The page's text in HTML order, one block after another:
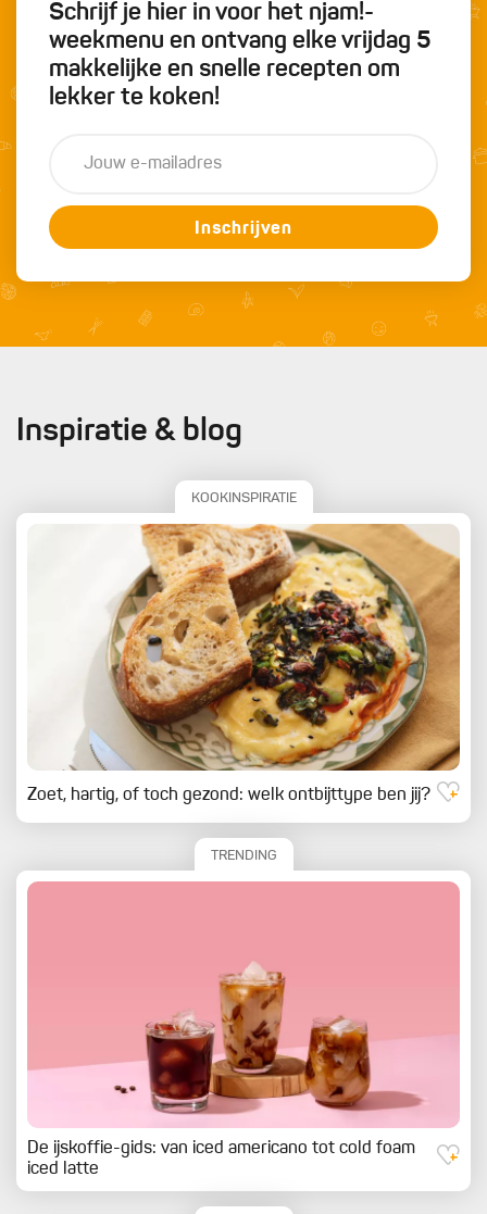
Schrijf je hier in voor het njam!-
weekmenu en ontvang elke vrijdag 5
makkelijke en snelle recepten om
lekker te koken!
Inschrijven
Inspiratie & blog
KOOKINSPIRATIE
Zoet, hartig, of toch gezond: welk ontbijttype ben jij?
TRENDING
De ijskoffie-gids: van iced americano tot cold foam
iced latte